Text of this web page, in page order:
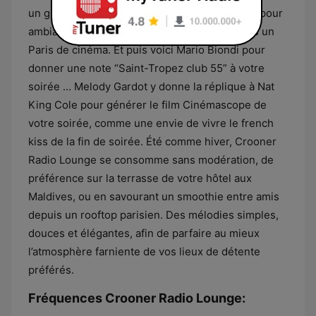
un grand champagne (Krug de préférence) ou pour
ambiancer son loft dominant Montmartre dans un
Paris de cinéma. Et puis voici Mario Biondi pour
donner une note “Saint-Tropez club 55” à votre
soirée … Melody Gardot y donne la réplique à Nat
King Cole pour générer le film Cinémascope de
votre soirée, comme une envie de vivre le french
kiss de la fin de soirée. Été comme hiver, Crooner
Radio Lounge se consomme sans modération, de
préférence sur la terrasse de votre hôtel aux
Maldives, ou en savourant un smoothie entre amis
depuis un rooftop parisien. Des mélodies simples,
douces et élégantes, afin de parfaire au mieux
l’atmosphère farniente de vos lieux de détente
préférés.
Fréquences Crooner Radio Lounge: